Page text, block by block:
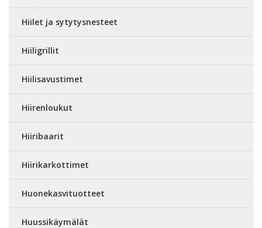
Hiilet ja sytytysnesteet
Hiiligrillit
Hiilisavustimet
Hiirenloukut
Hiiribaarit
Hiirikarkottimet
Huonekasvituotteet
Huussikäymälät